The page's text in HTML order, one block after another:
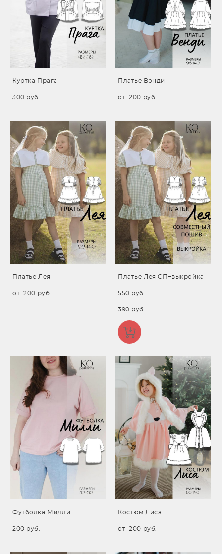
Куртка Прага
300 pуб.
Платье Вэнди
от 200 pуб.
Платье Лея
от 200 pуб.
Платье Лея СП+выкройка
550 pуб.
390 pуб.
Футболка Милли
200 pуб.
Костюм Лиса
от 200 pуб.